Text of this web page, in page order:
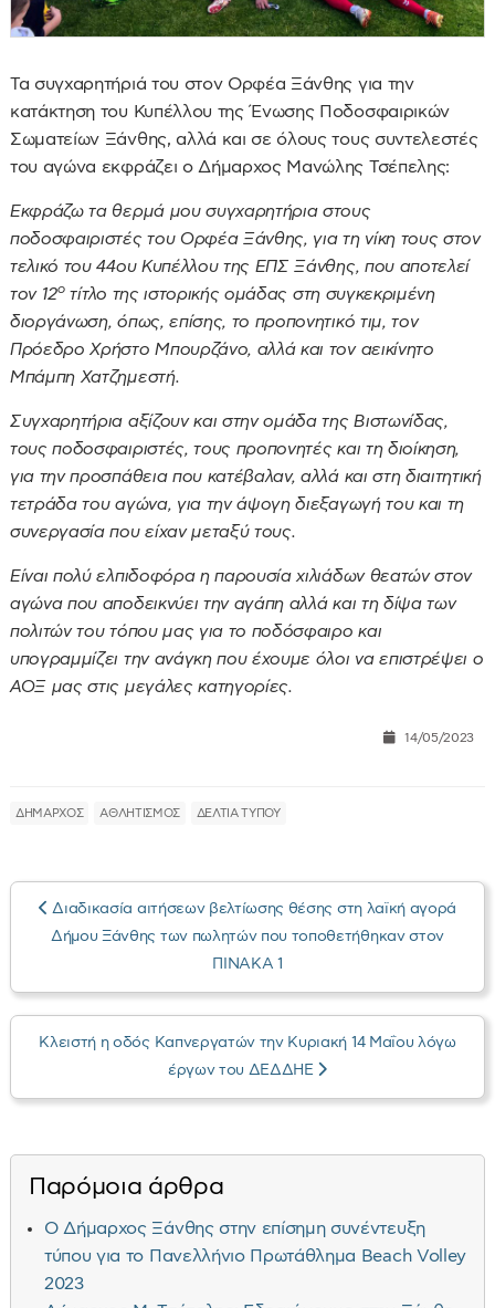
Τα συγχαρητήριά του στον Ορφέα Ξάνθης για την
κατάκτηση του Κυπέλλου της Ένωσης Ποδοσφαιρικών
Σωματείων Ξάνθης, αλλά και σε όλους τους συντελεστές
του αγώνα εκφράζει ο Δήμαρχος Μανώλης Τσέπελης:
Εκφράζω τα θερμά μου συγχαρητήρια στους
ποδοσφαιριστές του Ορφέα Ξάνθης, για τη νίκη τους στον
τελικό του 44ου Κυπέλλου της ΕΠΣ Ξάνθης, που αποτελεί
τον 12οτίτλο της ιστορικής ομάδας στη συγκεκριμένη
διοργάνωση, όπως, επίσης, το προπονητικό τιμ, τον
Πρόεδρο Χρήστο Μπουρζάνο, αλλά και τον αεικίνητο
Μπάμπη Χατζημεστή.
Συγχαρητήρια αξίζουν και στην ομάδα της Βιστωνίδας,
τους ποδοσφαιριστές, τους προπονητές και τη διοίκηση,
για την προσπάθεια που κατέβαλαν, αλλά και στη διαιτητική
τετράδα του αγώνα, για την άψογη διεξαγωγή του και τη
συνεργασία που είχαν μεταξύ τους.
Είναι πολύ ελπιδοφόρα η παρουσία χιλιάδων θεατών στον
αγώνα που αποδεικνύει την αγάπη αλλά και τη δίψα των
πολιτών του τόπου μας για το ποδόσφαιρο και
υπογραμμίζει την ανάγκη που έχουμε όλοι να επιστρέψει ο
ΑΟΞ μας στις μεγάλες κατηγορίες.
14/05/2023
ΔΗΜΑΡΧΟΣ ΑΘΛΗΤΙΣΜΟΣ ΔΕΛΤΙΑ ΤΥΠΟΥ
Διαδικασία αιτήσεων βελτίωσης θέσης στη λαϊκή αγορά
Δήμου Ξάνθης των πωλητών που τοποθετήθηκαν στον
ΠΙΝΑΚΑ 1
Κλειστή η οδός Καπνεργατών την Κυριακή 14 Μαΐου λόγω
έργων του ΔΕΔΔΗΕ
Παρόμοια άρθρα
Ο Δήμαρχος Ξάνθης στην επίσημη συνέντευξη
τύπου για το Πανελλήνιο Πρωτάθλημα Beach Volley
2023